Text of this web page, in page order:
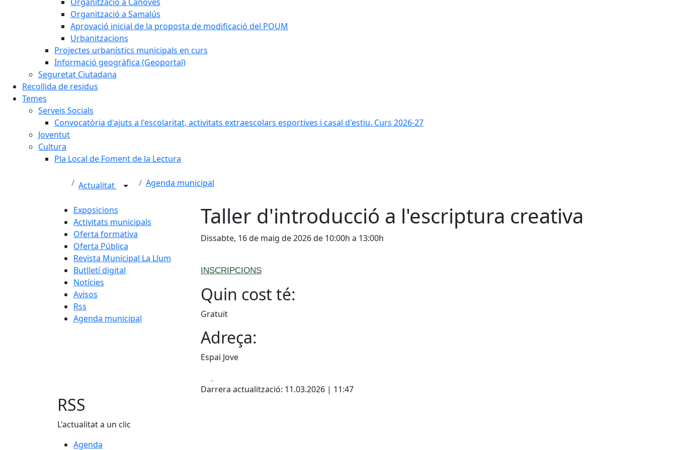
Organització a Samalús
Aprovació inicial de la proposta de modificació del POUM
Urbanitzacions
Projectes urbanístics municipals en curs
Informació geogràfica (Geoportal)
Seguretat Ciutadana
Recollida de residus
Temes
Serveis Socials
Convocatòria d'ajuts a l'escolaritat, activitats extraescolars esportives i casal d'estiu. Curs 2026-27
Joventut
Cultura
Pla Local de Foment de la Lectura
Actualitat Agenda municipal
Exposicions
Activitats municipals
Oferta formativa
Oferta Pública
Revista Municipal La Llum
Butlletí digital
Notícies
Avisos
Rss
Agenda municipal
Taller d'introducció a l'escriptura creativa
Dissabte, 16 de maig de 2026 de 10:00h a 13:00h
INSCRIPCIONS
Quin cost té:
Gratuït
Adreça:
Espai Jove
Darrera actualització: 11.03.2026 | 11:47
RSS
L'actualitat a un clic
Agenda